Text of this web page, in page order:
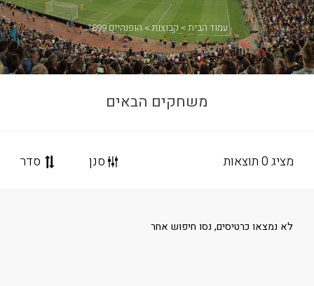
הופנהיים 1899 קבוצות עמוד הבית
משחקים הבאים
מציג 0 תוצאות סנן סדר
לא נמצאו כרטיסים, נסו חיפוש אחר